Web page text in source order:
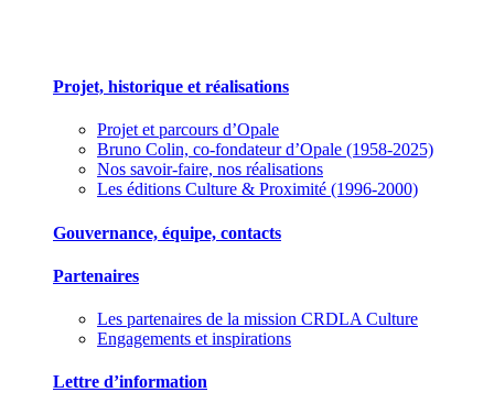
Projet, historique et réalisations
Projet et parcours d’Opale
Bruno Colin, co-fondateur d’Opale (1958-2025)
Nos savoir-faire, nos réalisations
Les éditions Culture & Proximité (1996-2000)
Gouvernance, équipe, contacts
Partenaires
Les partenaires de la mission CRDLA Culture
Engagements et inspirations
Lettre d’information